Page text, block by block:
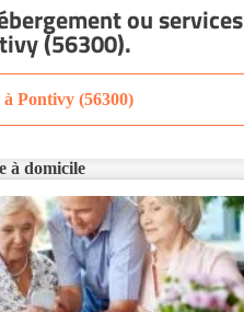
Etienne
ou services
(56300).
Pontivy (56300)
à domicile